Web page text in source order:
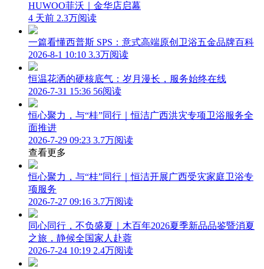
HUWOO菲沃｜金华店启幕
4 天前 2.3万阅读
一篇看懂西普斯 SPS：意式高端原创卫浴五金品牌百科
2026-8-1 10:10 3.3万阅读
恒温花洒的硬核底气：岁月漫长，服务始终在线
2026-7-31 15:36 56阅读
恒心聚力，与“桂”同行｜恒洁广西洪灾专项卫浴服务全
面推进
2026-7-29 09:23 3.7万阅读
查看更多
恒心聚力，与“桂”同行｜恒洁开展广西受灾家庭卫浴专
项服务
2026-7-27 09:16 3.7万阅读
同心同行，不负盛夏｜木百年2026夏季新品品鉴暨消夏
之旅，静候全国家人赴蓉
2026-7-24 10:19 2.4万阅读